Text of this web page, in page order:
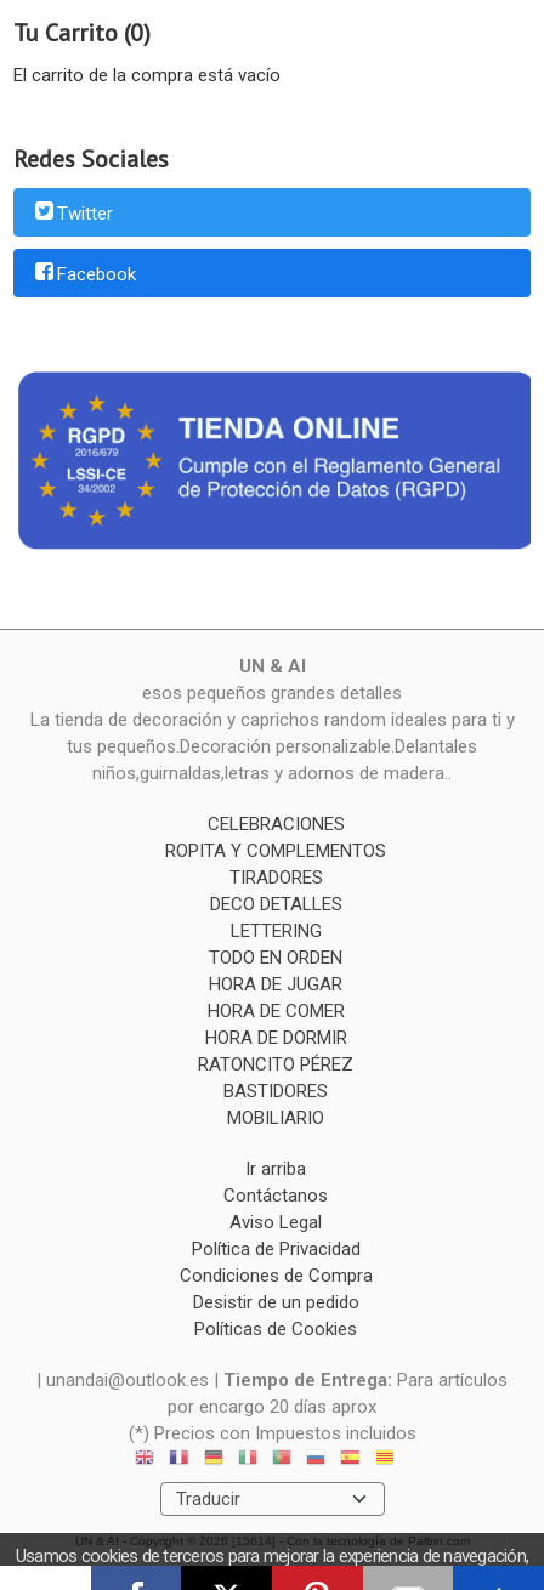
Tu Carrito (0)
El carrito de la compra está vacío
Redes Sociales
Twitter
Facebook
UN & AI
esos pequeños grandes detalles
La tienda de decoración y caprichos random ideales para ti y
tus pequeños.Decoración personalizable.Delantales
niños,guirnaldas,letras y adornos de madera..
CELEBRACIONES
ROPITA Y COMPLEMENTOS
TIRADORES
DECO DETALLES
LETTERING
TODO EN ORDEN
HORA DE JUGAR
HORA DE COMER
HORA DE DORMIR
RATONCITO PÉREZ
BASTIDORES
MOBILIARIO
Ir arriba
Contáctanos
Aviso Legal
Política de Privacidad
Condiciones de Compra
Desistir de un pedido
Políticas de Cookies
| unandai@outlook.es | Tiempo de Entrega: Para artículos
por encargo 20 días aprox
(*) Precios con Impuestos incluidos
UN & AI - Copyright © 2026 [15614] - Con la tecnología de Palbin.com
Usamos cookies de terceros para mejorar la experiencia de navegación,
y obtener estadísticas anónimas. Si continúa navegando consideramos